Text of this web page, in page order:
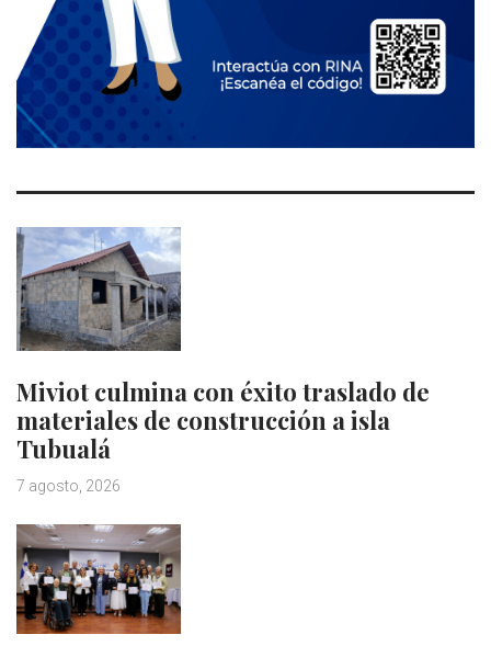
Miviot culmina con éxito traslado de
materiales de construcción a isla
Tubualá
7 agosto, 2026